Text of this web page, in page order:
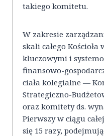
takiego komitetu.
W zakresie
skali całego Kościoła
kluczowymi i
finansowo-
ciała kolegialne —
Strategiczno-
oraz komitety ds.
Pierwszy w ciągu
się 15 razy,